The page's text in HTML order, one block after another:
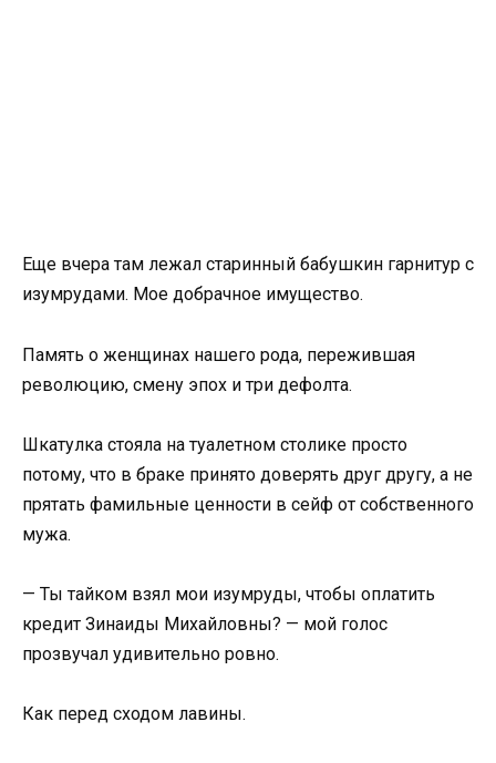
Еще вчера там лежал старинный бабушкин гарнитур с
изумрудами. Мое добрачное имущество.
Память о женщинах нашего рода, пережившая
революцию, смену эпох и три дефолта.
Шкатулка стояла на туалетном столике просто
потому, что в браке принято доверять друг другу, а не
прятать фамильные ценности в сейф от собственного
мужа.
— Ты тайком взял мои изумруды, чтобы оплатить
кредит Зинаиды Михайловны? — мой голос
прозвучал удивительно ровно.
Как перед сходом лавины.